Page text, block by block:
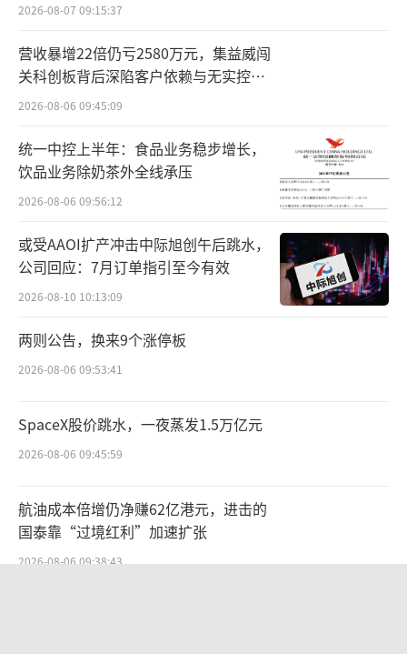
在此优势基础上，SHEIN近年来在全球市
场表现持续亮眼，据全球第三方数据平台Glob
alData数据显示，SHEIN2024年超越ZARA、H
&M、优衣库，跻身全球第三大时尚零售商；另
据Similarweb数据显示，SHEIN今年8月在全
球时尚服装类别访问量蝉联榜首，同时位列全
美第二大最受欢迎购物应用，“shein”谷歌搜
牌影响力进一步提升。
同时，在系统性的供应商赋能机制下，SH
术、新工具、新设备甚至精益管理方法等，
以“日常+专场”、“线下+线上”的多元人才
产业带服装生产的数字化、精益化升级。
接触的传统的模式是不一样的。”陈迪三十年
前从老家来到广州闯荡以来，就一头扎进服装
行业。陆续干过车间裁缝、裁床师、纸样师、
2026-08-07 09:15:37
营收暴增22倍仍亏2580万元，集益威闯
关科创板背后深陷客户依赖与无实控人
困局
2026-08-06 09:45:09
统一中控上半年：食品业务稳步增长，
饮品业务除奶茶外全线承压
2026-08-06 09:56:12
或受AAOI扩产冲击中际旭创午后跳水，
公司回应：7月订单指引至今有效
2026-08-10 10:13:09
两则公告，换来9个涨停板
2026-08-06 09:53:41
SpaceX股价跳水，一夜蒸发1.5万亿元
2026-08-06 09:45:59
航油成本倍增仍净赚62亿港元，进击的
国泰靠“过境红利”加速扩张
2026-08-06 09:38:43